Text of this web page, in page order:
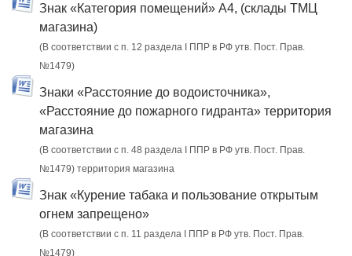
Знак «Категория помещений» А4, (склады ТМЦ
магазина)
(В соответствии с п. 12 раздела I ППР в РФ утв. Пост. Прав.
№1479)
Знаки «Расстояние до водоисточника»,
«Расстояние до пожарного гидранта» территория
магазина
(В соответствии с п. 48 раздела I ППР в РФ утв. Пост. Прав.
№1479) территория магазина
Знак «Курение табака и пользование открытым
огнем запрещено»
(В соответствии с п. 11 раздела I ППР в РФ утв. Пост. Прав.
№1479)